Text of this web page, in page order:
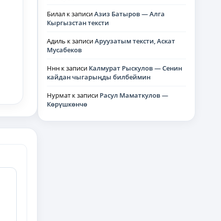
Билал к записиАзиз Батыров — Алга
Кыргызстан тексти
Адиль к записиАруузатым тексти, Аскат
Мусабеков
Ннн к записи Калмурат Рыскулов — Сенин
кайдан чыгарыңды билбеймин
Нурмат к записи Расул Маматкулов —
Көрүшкөнчө